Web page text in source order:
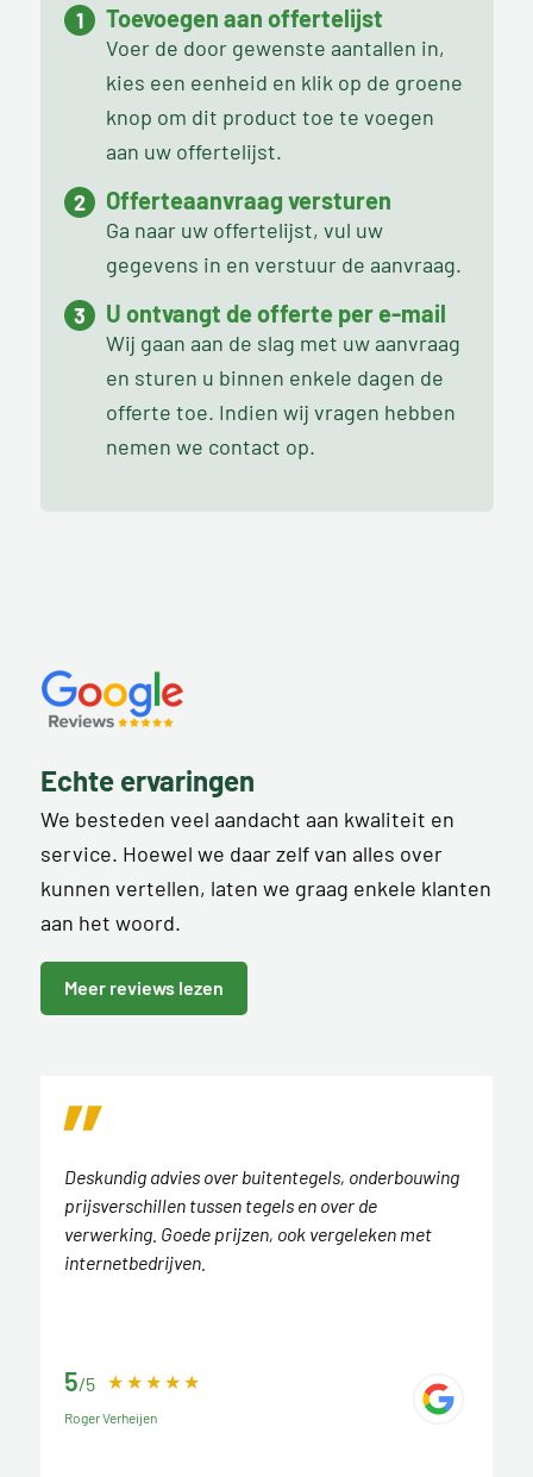
Toevoegen aan offertelijst
Voer de door gewenste aantallen in,
kies een eenheid en klik op de groene
knop om dit product toe te voegen
aan uw offertelijst.
Offerteaanvraag versturen
Ga naar uw offertelijst, vul uw
gegevens in en verstuur de aanvraag.
U ontvangt de offerte per e-mail
Wij gaan aan de slag met uw aanvraag
en sturen u binnen enkele dagen de
offerte toe. Indien wij vragen hebben
nemen we contact op.
Echte ervaringen
We besteden veel aandacht aan kwaliteit en
service. Hoewel we daar zelf van alles over
kunnen vertellen, laten we graag enkele klanten
aan het woord.
Meer reviews lezen
Deskundig advies over buitentegels, onderbouwing
prijsverschillen tussen tegels en over de
verwerking. Goede prijzen, ook vergeleken met
internetbedrijven.
5/5
Roger Verheijen